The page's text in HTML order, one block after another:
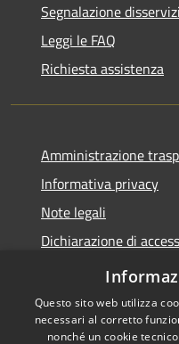
Segnalazione
Leggi le FAQ
Richiesta assistenza
Amministrazione
Informativa privacy
Note legali
Dichiarazione di
Piano di
Questo sito web utilizza
necessari al corretto
nonché un cookie